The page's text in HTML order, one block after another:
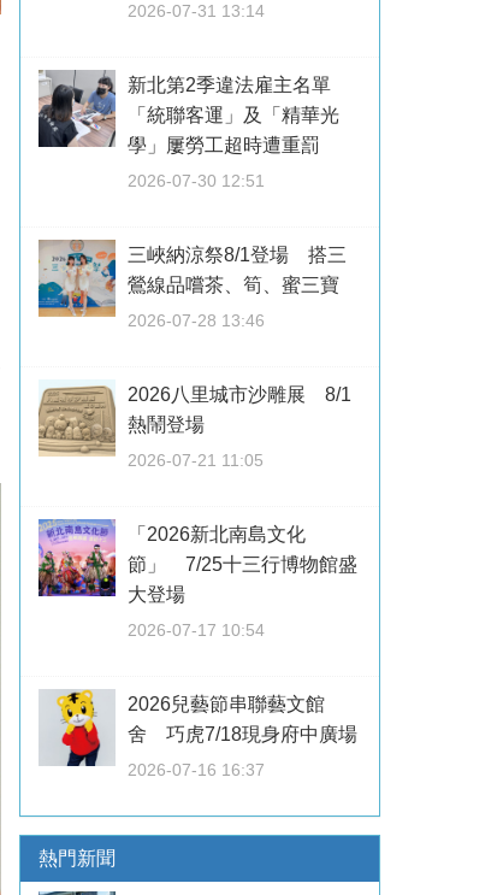
2026-07-31 13:14
新北第2季違法雇主名單
「統聯客運」及「精華光
學」屢勞工超時遭重罰
2026-07-30 12:51
三峽納涼祭8/1登場 搭三
鶯線品嚐茶、筍、蜜三寶
2026-07-28 13:46
2026八里城市沙雕展 8/1
熱鬧登場
2026-07-21 11:05
「2026新北南島文化
節」 7/25十三行博物館盛
大登場
2026-07-17 10:54
2026兒藝節串聯藝文館
舍 巧虎7/18現身府中廣場
2026-07-16 16:37
熱門新聞